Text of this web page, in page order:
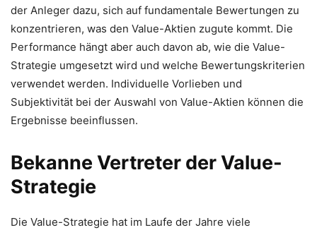
der Anleger dazu, sich auf fundamentale Bewertungen zu
konzentrieren, was den Value-Aktien zugute kommt. Die
Performance hängt aber auch davon ab, wie die Value-
Strategie umgesetzt wird und welche Bewertungskriterien
verwendet werden. Individuelle Vorlieben und
Subjektivität bei der Auswahl von Value-Aktien können die
Ergebnisse beeinflussen.
Bekanne Vertreter der Value-
Strategie
Die Value-Strategie hat im Laufe der Jahre viele